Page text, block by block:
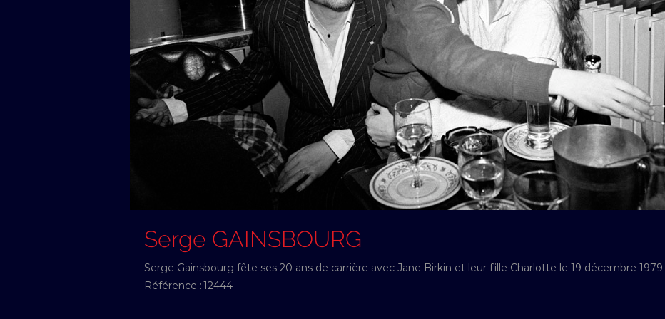
Serge GAINSBOURG
Serge Gainsbourg fête ses 20 ans de carrière avec Jane Birkin et leur fille Charlotte le 19 décembre 1979.
Référence :12444